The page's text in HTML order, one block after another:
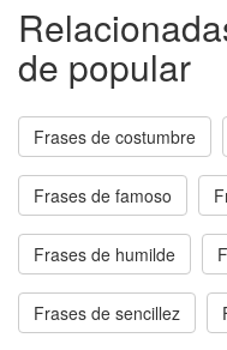
de popular
Frases de costumbre
Frases de famoso
Frases de humilde
Frases de sencillez